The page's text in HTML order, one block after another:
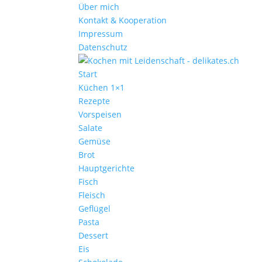
Über mich
Kontakt & Kooperation
Impressum
Datenschutz
Start
Küchen 1×1
Rezepte
Vorspeisen
Salate
Gemüse
Brot
Hauptgerichte
Fisch
Fleisch
Geflügel
Pasta
Dessert
Eis